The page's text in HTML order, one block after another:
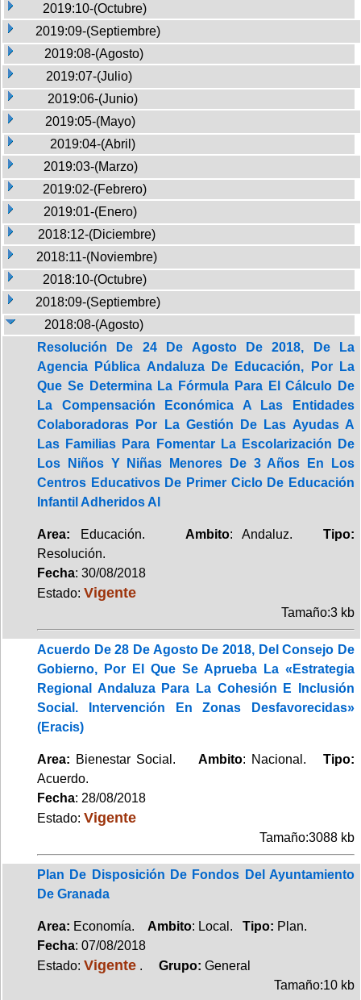
2019:10-(Octubre)
2019:09-(Septiembre)
2019:08-(Agosto)
2019:07-(Julio)
2019:06-(Junio)
2019:05-(Mayo)
2019:04-(Abril)
2019:03-(Marzo)
2019:02-(Febrero)
2019:01-(Enero)
2018:12-(Diciembre)
2018:11-(Noviembre)
2018:10-(Octubre)
2018:09-(Septiembre)
2018:08-(Agosto)
Resolución De 24 De Agosto De 2018, De La
Agencia Pública Andaluza De Educación, Por La
Que Se Determina La Fórmula Para El Cálculo De
La Compensación Económica A Las Entidades
Colaboradoras Por La Gestión De Las Ayudas A
Las Familias Para Fomentar La Escolarización De
Los Niños Y Niñas Menores De 3 Años En Los
Centros Educativos De Primer Ciclo De Educación
Infantil Adheridos Al
Area: Educación. Ambito: Andaluz.Tipo:
Resolución.
Fecha: 30/08/2018
Estado: Vigente
Tamaño:3 kb
Acuerdo De 28 De Agosto De 2018, Del Consejo De
Gobierno, Por El Que Se Aprueba La «Estrategia
Regional Andaluza Para La Cohesión E Inclusión
Social. Intervención En Zonas Desfavorecidas»
(Eracis)
Area: Bienestar Social. Ambito: Nacional. Tipo:
Acuerdo.
Fecha: 28/08/2018
Estado: Vigente
Tamaño:3088 kb
Plan De Disposición De Fondos Del Ayuntamiento
De Granada
Area: Economía. Ambito: Local. Tipo: Plan.
Fecha: 07/08/2018
Estado: Vigente . Grupo: General
Tamaño:10 kb